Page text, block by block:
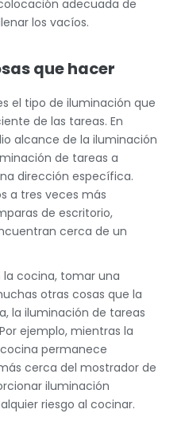
adecuada de
los vacíos.
que hacer
el tipo de iluminación que
de las tareas. En
alcance de la iluminación
de tareas a
dirección específica.
a tres veces más
de escritorio,
cerca de un
la cocina, tomar una
otras cosas que la
la iluminación de tareas
ejemplo, mientras la
permanece
cerca del mostrador de
iluminación
riesgo al cocinar.